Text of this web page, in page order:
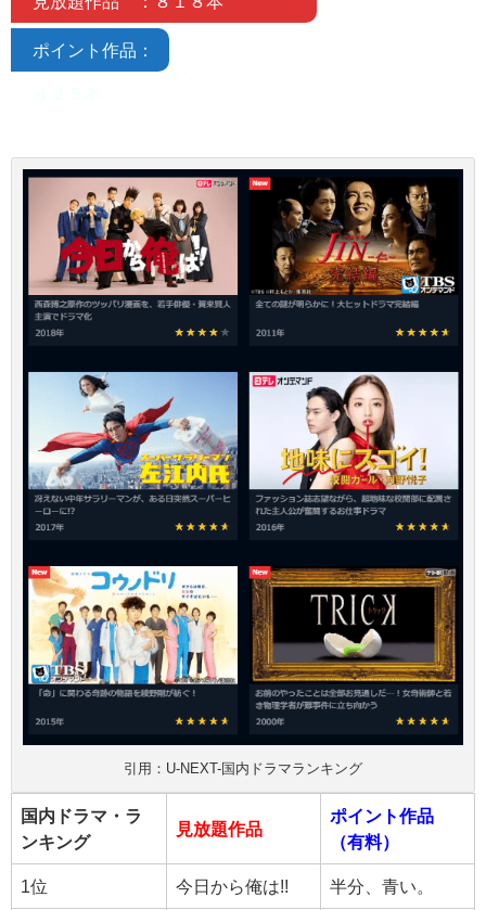
ポイント作品：
引用：U-NEXT-国内ドラマランキング
国内ドラマ・ラ
ンキング
見放題作品
ポイント作品
（有料）
1位 今日から俺は!! 半分、青い。